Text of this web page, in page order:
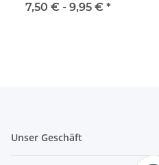
7,50 € - 9,95 € *
Unser Geschäft